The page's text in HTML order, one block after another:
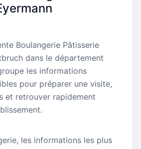
Boulangerie Pâtisserie
dans le département
les informations
pour préparer une visite,
et retrouver rapidement
les informations les plus